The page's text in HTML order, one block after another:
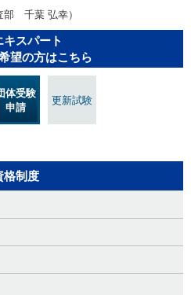
部 千葉 弘幸）
キスパート
望の方はこちら
体受験
申請
更新試験
格制度